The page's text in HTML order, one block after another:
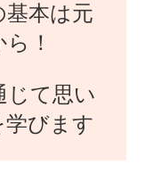
本は元
！
じて思い
びます